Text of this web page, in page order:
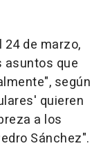
de marzo,
asuntos que
según
quieren
a los
Sánchez".